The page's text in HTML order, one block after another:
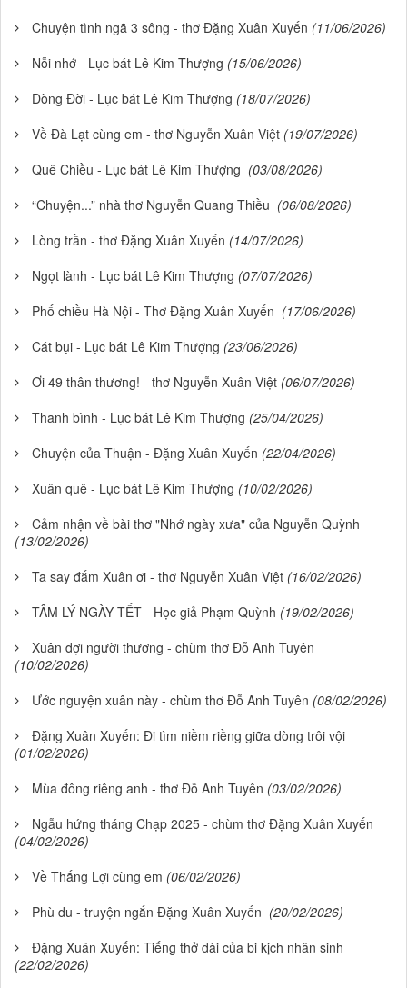
Chuyện tình ngã 3 sông - thơ Đặng Xuân Xuyến (11/06/2026)
Nỗi nhớ - Lục bát Lê Kim Thượng (15/06/2026)
Dòng Đời - Lục bát Lê Kim Thượng (18/07/2026)
Về Đà Lạt cùng em - thơ Nguyễn Xuân Việt (19/07/2026)
Quê Chiều - Lục bát Lê Kim Thượng (03/08/2026)
“Chuyện...” nhà thơ Nguyễn Quang Thiều (06/08/2026)
Lòng trần - thơ Đặng Xuân Xuyến (14/07/2026)
Ngọt lành - Lục bát Lê Kim Thượng (07/07/2026)
Phố chiều Hà Nội - Thơ Đặng Xuân Xuyến (17/06/2026)
Cát bụi - Lục bát Lê Kim Thượng (23/06/2026)
Ơi 49 thân thương! - thơ Nguyễn Xuân Việt (06/07/2026)
Thanh bình - Lục bát Lê Kim Thượng (25/04/2026)
Chuyện của Thuận - Đặng Xuân Xuyến (22/04/2026)
Xuân quê - Lục bát Lê Kim Thượng (10/02/2026)
Cảm nhận về bài thơ "Nhớ ngày xưa" của Nguyễn Quỳnh
(13/02/2026)
Ta say đắm Xuân ơi - thơ Nguyễn Xuân Việt (16/02/2026)
TÂM LÝ NGÀY TẾT - Học giả Phạm Quỳnh (19/02/2026)
Xuân đợi người thương - chùm thơ Đỗ Anh Tuyên
(10/02/2026)
Ước nguyện xuân này - chùm thơ Đỗ Anh Tuyên (08/02/2026)
Đặng Xuân Xuyến: Đi tìm niềm riềng giữa dòng trôi vội
(01/02/2026)
Mùa đông riêng anh - thơ Đỗ Anh Tuyên (03/02/2026)
Ngẫu hứng tháng Chạp 2025 - chùm thơ Đặng Xuân Xuyến
(04/02/2026)
Về Thắng Lợi cùng em (06/02/2026)
Phù du - truyện ngắn Đặng Xuân Xuyến (20/02/2026)
Đặng Xuân Xuyến: Tiếng thở dài của bi kịch nhân sinh
(22/02/2026)